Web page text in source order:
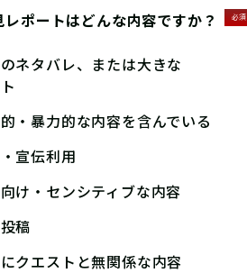
ポートはどんな内容ですか？ 必須
ネタバレ、または大きな
・暴力的な内容を含んでいる
宣伝利用
け・センシティブな内容
稿
クエストと無関係な内容